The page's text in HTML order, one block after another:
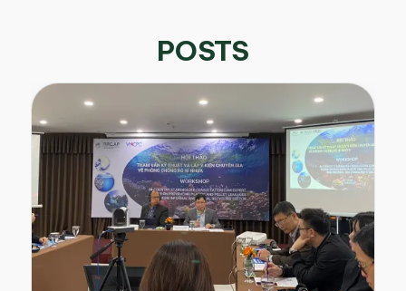
POSTS